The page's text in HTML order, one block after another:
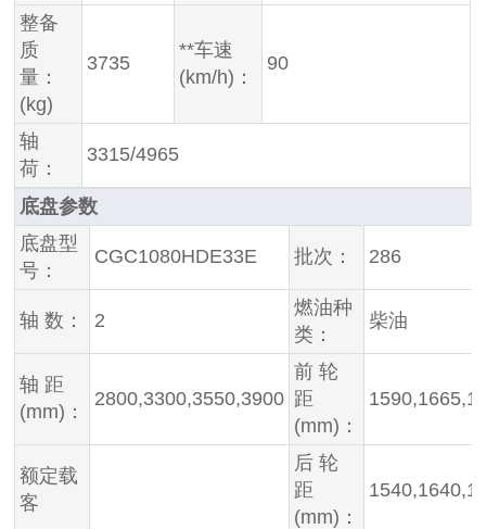
整备
质
量：
(kg)
3735
**车速
(km/h)：
90
轴
荷：
3315/4965
底盘参数
底盘型
号：
CGC1080HDE33E 批次： 286
轴 数： 2
燃油种
类：
柴油
轴 距
(mm)：
2800,3300,3550,3900
前 轮
距
(mm)：
额定载
客
后 轮
距
(mm)：